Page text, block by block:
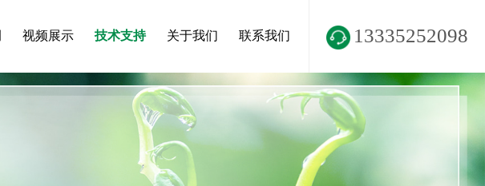
13335252098
视频展示 技术支持 关于我们 联系我们